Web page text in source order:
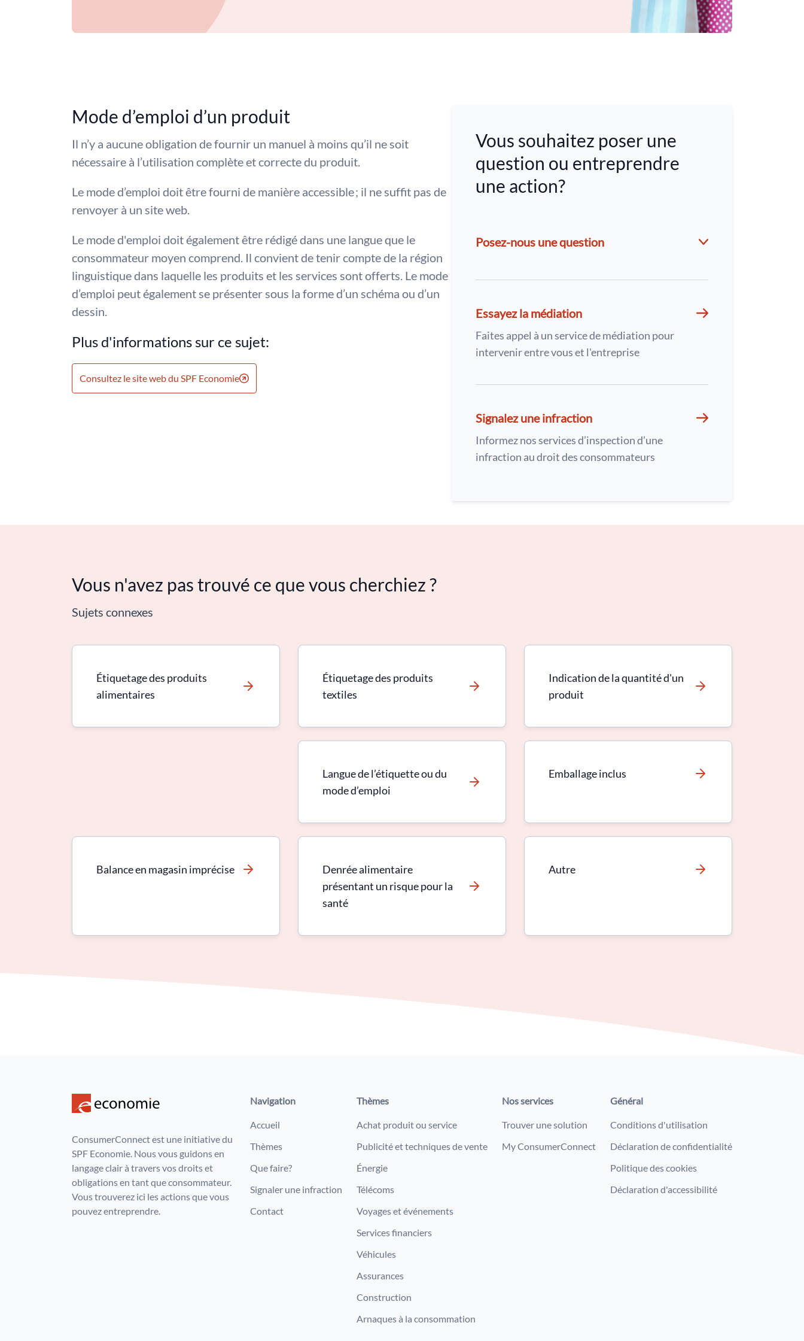
Mode d’emploi d’un produit
Il n’y a aucune obligation de fournir un manuel à moins qu’il ne soit
nécessaire à l’utilisation complète et correcte du produit.
Le mode d’emploi doit être fourni de manière accessible ; il ne suffit pas de
renvoyer à un site web.
Le mode d'emploi doit également être rédigé dans une langue que le
consommateur moyen comprend. Il convient de tenir compte de la région
linguistique dans laquelle les produits et les services sont offerts. Le mode
d’emploi peut également se présenter sous la forme d’un schéma ou d’un
dessin.
Plus d'informations sur ce sujet:
Consultez le site web du SPF Economie
Vous souhaitez poser une
question ou entreprendre
une action?
Posez-nous une question
Essayez la médiation
Faites appel à un service de médiation pour
intervenir entre vous et l'entreprise
Signalez une infraction
Informez nos services d’inspection d’une
infraction au droit des consommateurs
Vous n'avez pas trouvé ce que vous cherchiez ?
Sujets connexes
Étiquetage des produits
alimentaires
Étiquetage des produits
textiles
Indication de la quantité d'un
produit
Langue de l’étiquette ou du
mode d’emploi
Emballage inclus
Balance en magasin imprécise
Denrée alimentaire
présentant un risque pour la
santé
Autre
ConsumerConnect est une initiative du
SPF Economie. Nous vous guidons en
langage clair à travers vos droits et
obligations en tant que consommateur.
Vous trouverez ici les actions que vous
pouvez entreprendre.
Navigation
Accueil
Thèmes
Que faire?
Signaler une infraction
Contact
Thèmes
Achat produit ou service
Publicité et techniques de vente
Énergie
Télécoms
Voyages et événements
Services financiers
Véhicules
Assurances
Construction
Arnaques à la consommation
Nos services
Trouver une solution
My ConsumerConnect
Général
Conditions d'utilisation
Déclaration de confidentialité
Politique des cookies
Déclaration d'accessibilité